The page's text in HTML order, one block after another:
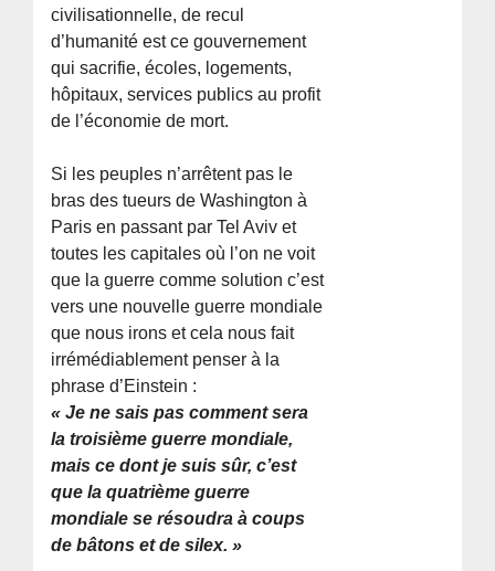
civilisationnelle, de recul
d’humanité est ce gouvernement
qui sacrifie, écoles, logements,
hôpitaux, services publics au profit
de l’économie de mort.
Si les peuples n’arrêtent pas le
bras des tueurs de Washington à
Paris en passant par Tel Aviv et
toutes les capitales où l’on ne voit
que la guerre comme solution c’est
vers une nouvelle guerre mondiale
que nous irons et cela nous fait
irrémédiablement penser à la
phrase d’Einstein :
« Je ne sais pas comment sera
la troisième guerre mondiale,
mais ce dont je suis sûr, c’est
que la quatrième guerre
mondiale se résoudra à coups
de bâtons et de silex. »